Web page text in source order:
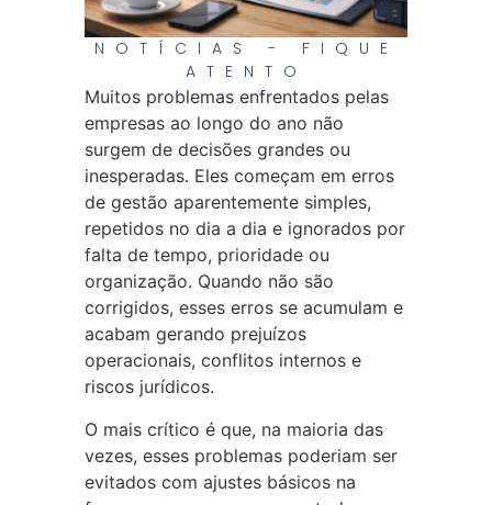
NOTÍCIAS - FIQUE
ATENTO
Muitos problemas enfrentados pelas
empresas ao longo do ano não
surgem de decisões grandes ou
inesperadas. Eles começam em erros
de gestão aparentemente simples,
repetidos no dia a dia e ignorados por
falta de tempo, prioridade ou
organização. Quando não são
corrigidos, esses erros se acumulam e
acabam gerando prejuízos
operacionais, conflitos internos e
riscos jurídicos.
O mais crítico é que, na maioria das
vezes, esses problemas poderiam ser
evitados com ajustes básicos na